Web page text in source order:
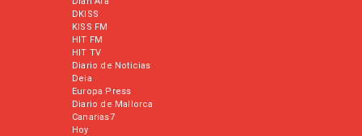
DKISS
KISS FM
HIT FM
HIT TV
Diario de Noticias
Deia
Europa Press
Diario de Mallorca
Canarias7
Hoy